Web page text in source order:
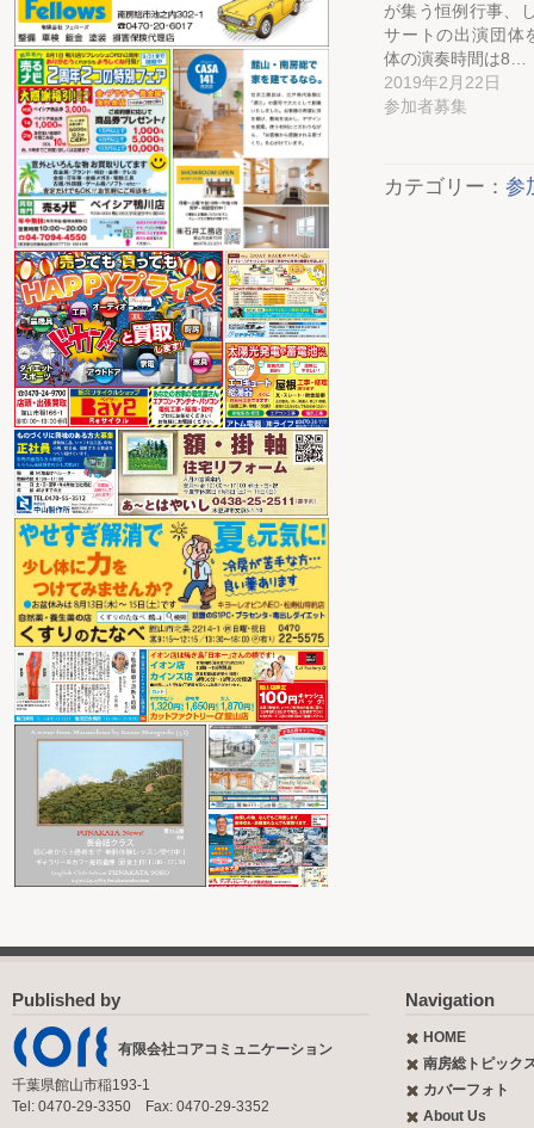
が集う恒例行事、
サートの出演団体
体の演奏時間は8…
2019年2月22日
参加者募集
カテゴリー： 参
Published by
有限会社コアコミュニケーション
千葉県館山市稲193-1
Tel: 0470-29-3350 Fax: 0470-29-3352
Navigation
HOME
南房総トピック
カバーフォト
About Us